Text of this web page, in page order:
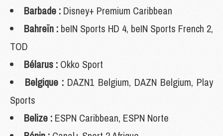
Barbade : Disney+ Premium Caribbean
Bahreïn : beIN Sports HD 4, beIN Sports French 2,
TOD
Bélarus : Okko Sport
Belgique : DAZN1 Belgium, DAZN Belgium, Play
Sports
Belize : ESPN Caribbean, ESPN Norte